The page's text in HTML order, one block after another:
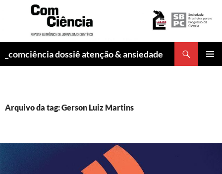
_comciência dossiê atenção & ansiedade
Arquivo da tag: Gerson Luiz Martins